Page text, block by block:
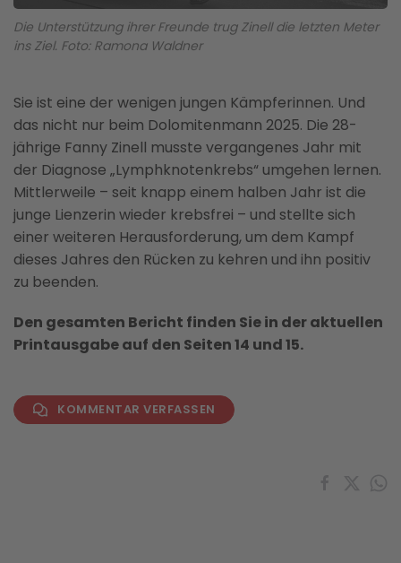
Die Unterstützung ihrer Freunde trug Zinell die letzten Meter
ins Ziel. Foto: Ramona Waldner
Sie ist eine der wenigen jungen Kämpferinnen. Und
das nicht nur beim Dolomitenmann 2025. Die 28-
jährige Fanny Zinell musste vergangenes Jahr mit
der Diagnose „Lymphknotenkrebs“ umgehen lernen.
Mittlerweile – seit knapp einem halben Jahr ist die
junge Lienzerin wieder krebsfrei – und stellte sich
einer weiteren Herausforderung, um dem Kampf
dieses Jahres den Rücken zu kehren und ihn positiv
zu beenden.
Den gesamten Bericht finden Sie in der aktuellen
Printausgabe auf den Seiten 14 und 15.
KOMMENTAR VERFASSEN